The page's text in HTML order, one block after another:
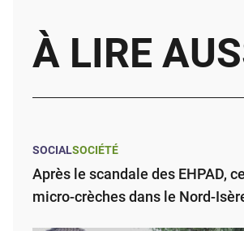
À LIRE
SOCIALSOCIÉTÉ
Après le scandale des EHPAD,
micro-crèches dans le Nord-